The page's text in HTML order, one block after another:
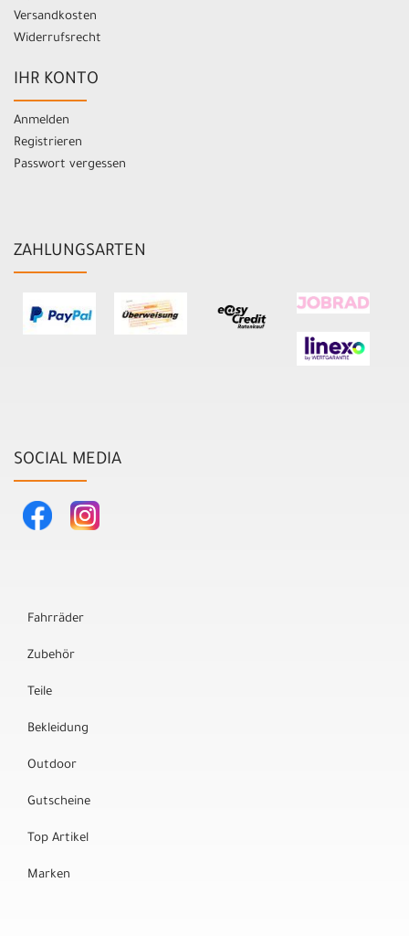
Versandkosten
Widerrufsrecht
IHR KONTO
Anmelden
Registrieren
Passwort vergessen
ZAHLUNGSARTEN
SOCIAL MEDIA
Fahrräder
Zubehör
Teile
Bekleidung
Outdoor
Gutscheine
Top Artikel
Marken